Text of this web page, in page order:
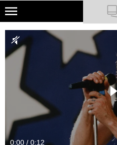
Skip
main
content
NATIONAL GEOGRAPHIC
TRAVELER
PODCASTY
Newsletter
0:00 / 0:12